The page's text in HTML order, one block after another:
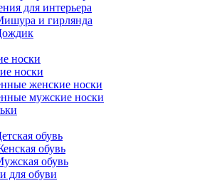
для интерьера
и гирлянда
носки
носки
женские носки
мужские носки
обувь
обувь
обувь
для обуви